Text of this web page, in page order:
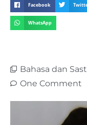
Facebook
WhatsApp
Bahasa dan
One Comment